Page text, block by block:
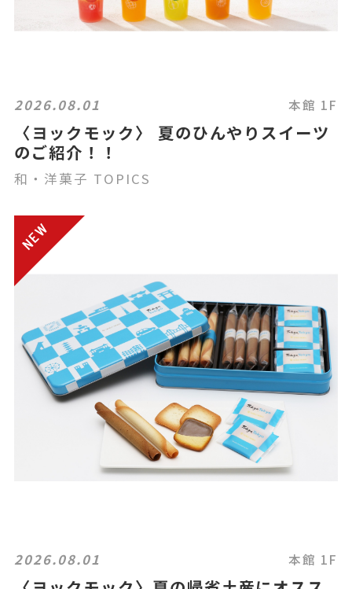
2026.08.01 本館 1F
〈ヨックモック〉 夏のひんやりスイーツ
のご紹介！！
和・洋菓子 TOPICS
2026.08.01 本館 1F